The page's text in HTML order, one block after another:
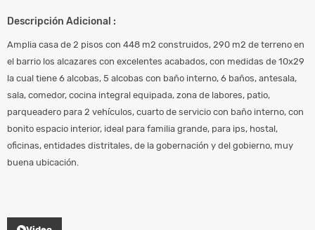
Descripción Adicional :
Amplia casa de 2 pisos con 448 m2 construidos, 290 m2 de terreno en
el barrio los alcazares con excelentes acabados, con medidas de 10x29
la cual tiene 6 alcobas, 5 alcobas con baño interno, 6 baños, antesala,
sala, comedor, cocina integral equipada, zona de labores, patio,
parqueadero para 2 vehículos, cuarto de servicio con baño interno, con
bonito espacio interior, ideal para familia grande, para ips, hostal,
oficinas, entidades distritales, de la gobernación y del gobierno, muy
buena ubicación.